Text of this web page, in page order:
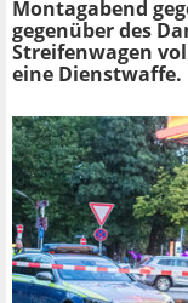
Montagabend
gegenüber des
Streifenwagen
eine Dienstwaffe.